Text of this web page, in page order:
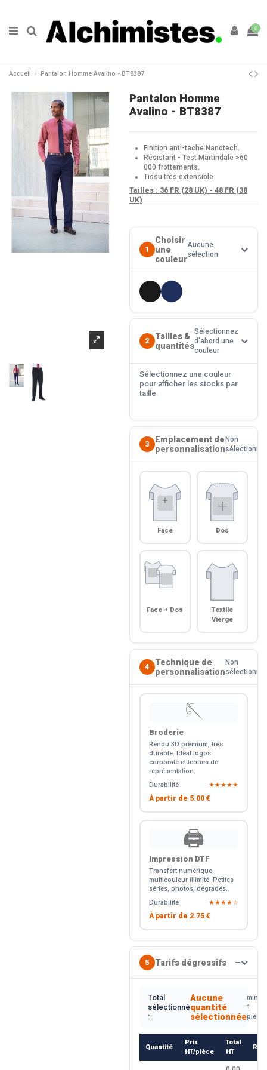
0
Accueil Pantalon Homme Avalino - BT8387
Pantalon Homme
Avalino - BT8387
Finition anti-tache Nanotech.
Résistant - Test Martindale >60
000 frottements.
Tissu très extensible.
Tailles : 36 FR (28 UK) - 48 FR (38
UK)
1
Choisir
une
couleur
Aucune
sélection
2
Tailles &
quantités
Sélectionnez
d'abord une
couleur
Sélectionnez une couleur
pour afficher les stocks par
taille.
3
Emplacement de
personnalisation
Non
sélectionné
Face Dos
Face + Dos
Textile
Vierge
4
Technique de
personnalisation
Non
sélectionné
🪡
Broderie
Rendu 3D premium, très
durable. Idéal logos
corporate et tenues de
représentation.
Durabilité
★★★★★
À partir de 5.00 €
🖨️
Impression DTF
Transfert numérique
multicouleur illimité. Petites
séries, photos, dégradés.
Durabilité
★★★★☆
À partir de 2.75 €
5 Tarifs dégressifs —
Total
sélectionné
:
Aucune
quantité
sélectionnée
min.
1
pièce
Quantité
Prix
HT/pièce
Total
HT